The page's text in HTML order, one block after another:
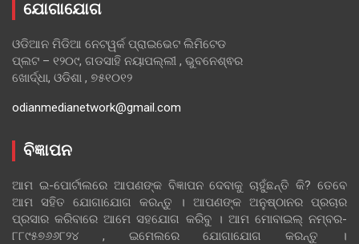
ଯୋଗାଯୋଗ
ଓଡିଆନ ମିଡିଆ ନେଟୱର୍କ ପ୍ରାଇଭେଟ ଲିମିଟେଡ
ପ୍ଲଟ – ୧୨୦୯, ଗଡସାହି ନୟାପଲ୍ଲୀ , ଭୁବନେଶ୍ଵର
ଖୋର୍ଦ୍ଧା, ଓଡିଶା , ୭୫୧୦୧୨
odianmedianetwork@gmail.com
ବିଜ୍ଞାପନ
ଆମ ଇ-ପୋର୍ଟାଲରେ ଆପଣଙ୍କ ବିଜ୍ଞାପନ ଦେବାକୁ ଚାହୁଁଛନ୍ତି କି? ତେବେ
ଆମ ସହିତ ଯୋଗାଯୋଗ କରନ୍ତୁ । ଆପଣଙ୍କ ଅନୁଷ୍ଠାନର ପ୍ରଚାର
ପ୍ରସାର କରିବାରେ ଆମେ ସହଯୋଗ କରିବୁ । ଆମ ମୋବାଇଲ୍ ନମ୍ବର-
୮୮୯୫୭୬୬୮୨୪ , ଇମେଲରେ ଯୋଗାଯୋଗ କରନ୍ତୁ ।